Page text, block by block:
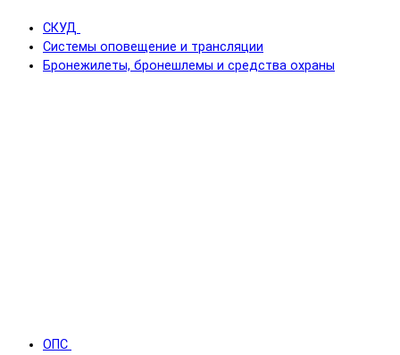
СКУД
Системы оповещение и трансляции
Бронежилеты, бронешлемы и средства охраны
ОПС